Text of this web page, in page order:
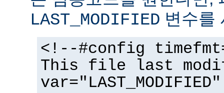
LAST_MODIFIED 변수를
<!--#config
This file last